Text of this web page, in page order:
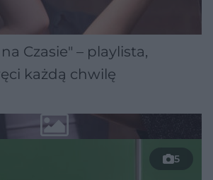
Czasie" – playlista,
każdą chwilę
5